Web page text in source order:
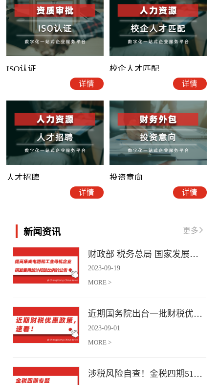
ISO认证
详情
校企人才匹配
详情
人才招聘
详情
投资意向
详情
新闻资讯 更多
财政部 税务总局 国家发展改革委 工业和信息化部关于提高集成电路和工业母机企业研发费用加计扣除比例的公告
2023-09-19
MORE >
近期国务院出台一批财税优惠政策，速看！
2023-09-01
MORE >
涉税风险自查！金税四期51项风险提示！